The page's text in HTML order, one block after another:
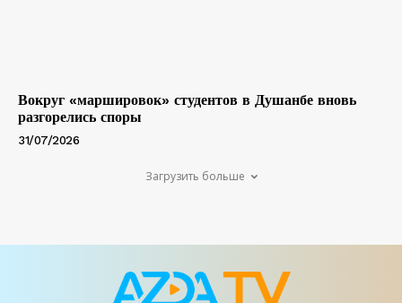
Вокруг «маршировок» студентов в Душанбе вновь
разгорелись споры
31/07/2026
Загрузить больше